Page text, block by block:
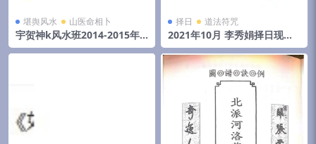
堪舆风水 山医命相卜
宇贺神k风水班2014-2015年
初文字记录.pdf 夸克网盘下载
择日 道法符咒
2021年10月 李秀娟择日现场
录音 3小时16分